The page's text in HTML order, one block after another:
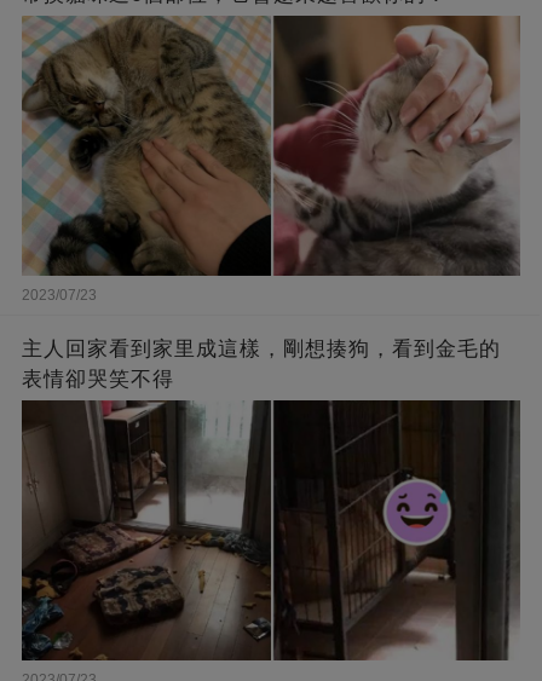
2023/07/23
主人回家看到家里成這樣，剛想揍狗，看到金毛的
表情卻哭笑不得